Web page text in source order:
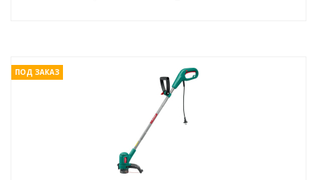
ПОД ЗАКАЗ